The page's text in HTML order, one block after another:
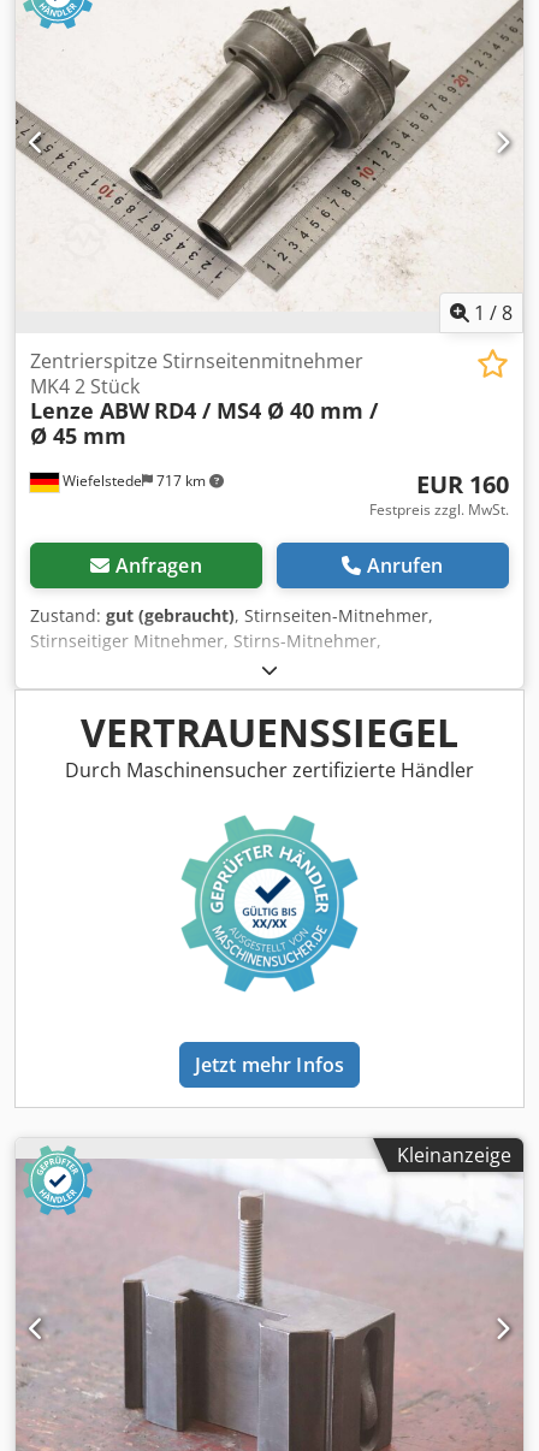
740/76/107 mm -Gewicht: 5,4 kg
1 /8
Wiefelstede 717 km
Zentrierspitze Stirnseitenmitnehmer
MK4 2 Stück
Lenze ABW RD4 / MS4 Ø 40 mm /
Ø 45 mm
EUR 160
Festpreis zzgl. MwSt.
Anfragen Anrufen
Zustand: gut (gebraucht), Stirnseiten-Mitnehmer,
Stirnseitiger Mitnehmer, Stirns-Mitnehmer,
Mitnehmerspitze, Stirnseitenmitnehmer, Stirnmitnehmer -
Hersteller: Lenze ABW, Stirnseitenmitnehmer2 Stück -Typ:
RD4 / MS4 -Stirnmaß: Ø 40 mm / Ø 45 mm -Aufnahme:
MK4 -Preis/Abgabe: komplett Dsdpfex H Ip Hsx Afijck -
Transportabmessung: 173/112/H60 mm -Gewicht ges.: 2,4
VERTRAUENSSIEGEL
Durch Maschinensucher zertifizierte Händler
Jetzt mehr Infos
Kleinanzeige